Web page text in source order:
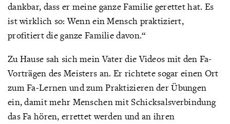
dankbar, dass er meine ganze Familie gerettet hat. Es
ist wirklich so: Wenn ein Mensch praktiziert,
profitiert die ganze Familie davon.“
Zu Hause sah sich mein Vater die Videos mit den Fa-
Vorträgen des Meisters an. Er richtete sogar einen Ort
zum Fa-Lernen und zum Praktizieren der Übungen
ein, damit mehr Menschen mit Schicksalsverbindung
das Fa hören, errettet werden und an ihren